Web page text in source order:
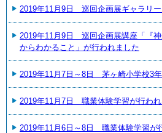
2019年11月9日 巡回企画展ギャラリ
2019年11月9日 巡回企画展講座「『
からわかること」が行われました
2019年11月7日～8日 茅ヶ崎小学校3
2019年11月7日 職業体験学習が行われ
2019年11月6日～8日 職業体験学習が